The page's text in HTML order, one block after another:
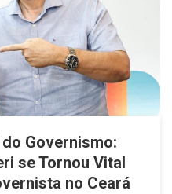
do Governismo:
se Tornou Vital
no Ceará